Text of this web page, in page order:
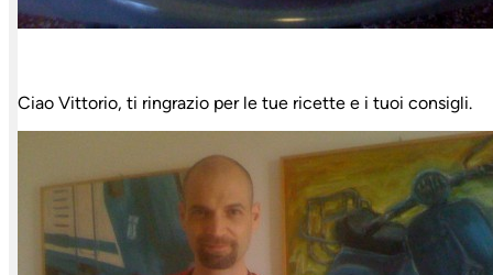
Ciao Vittorio, ti ringrazio per le tue ricette e i tuoi consigli.